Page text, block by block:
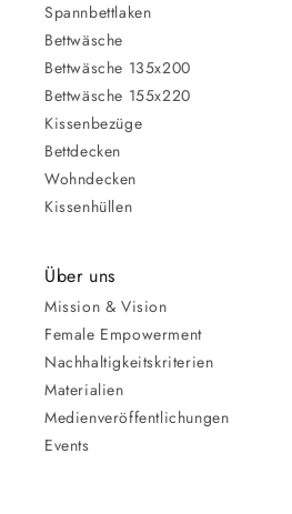
Spannbettlaken
Bettwäsche
Bettwäsche 135x200
Bettwäsche 155x220
Kissenbezüge
Bettdecken
Wohndecken
Kissenhüllen
Über uns
Mission & Vision
Female Empowerment
Nachhaltigkeitskriterien
Materialien
Medienveröffentlichungen
Events